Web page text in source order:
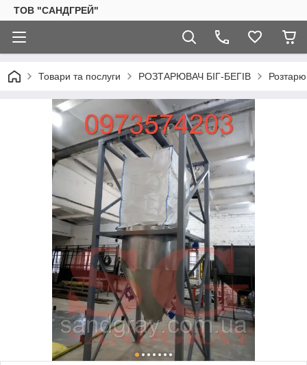
ТОВ "САНДГРЕЙ"
Товари та послуги РОЗТАРЮВАЧ БІГ-БЕГІВ